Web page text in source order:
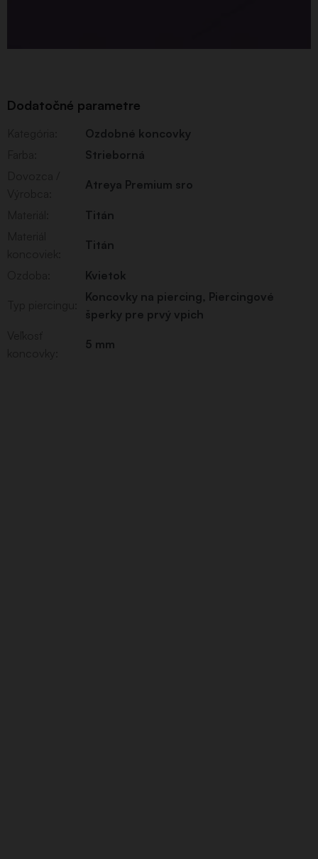
Dodatočné parametre
Ozdobné koncovky
Strieborná
Atreya Premium sro
Titán
Titán
Kvietok
Koncovky na piercing, Piercingové
šperky pre prvý vpich
5 mm